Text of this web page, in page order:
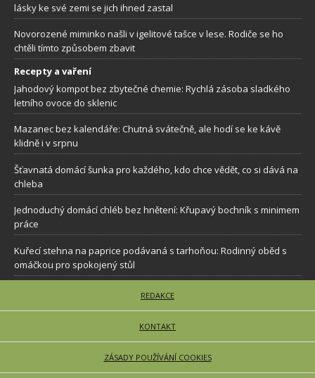
lásky ke své zemi se jich ihned zastal
Novorozené miminko našli v igelitové tašce v lese. Rodiče se ho
chtěli tímto způsobem zbavit
Recepty a vaření
Jahodový kompot bez zbytečné chemie: Rychlá zásoba sladkého
letního ovoce do sklenic
Mazanec bez kalendáře: Chutná svátečně, ale hodí se ke kávě
klidně i v srpnu
Šťavnatá domácí šunka pro každého, kdo chce vědět, co si dává na
chleba
Jednoduchý domácí chléb bez hnětení: Křupavý bochník s minimem
práce
Kuřecí stehna na paprice podávaná s tarhoňou: Rodinný oběd s
omáčkou pro spokojený stůl
REDAKCE
KONTAKT
ZÁSADY POUŽÍVÁNÍ COOKIES